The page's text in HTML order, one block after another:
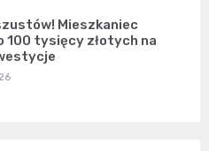
Mieszkaniec
100 tysięcy złotych na